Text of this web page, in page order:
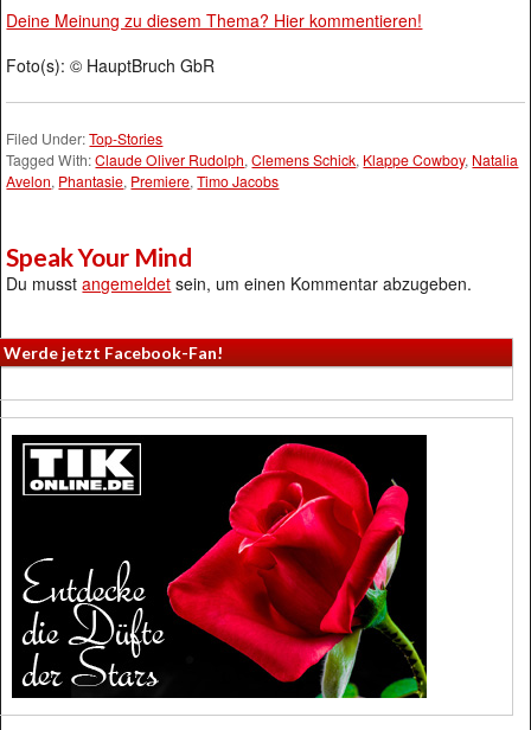
Deine Meinung zu diesem Thema? Hier kommentieren!
Foto(s): © HauptBruch GbR
Filed Under:Top-Stories
Tagged With:Claude Oliver Rudolph,Clemens Schick, Klappe Cowboy, Natalia
Avelon, Phantasie, Premiere,Timo Jacobs
Speak Your Mind
Du musstangemeldet sein, um einen Kommentar abzugeben.
Werde jetzt Facebook-Fan!